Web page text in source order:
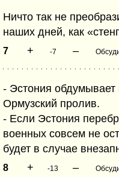
Ничто так не
наших дней, как
7 + -7 –
- Эстония обдумывает
Ормузский пролив.
- Если Эстония
военных совсем не
будет в случае
8 + -13 –